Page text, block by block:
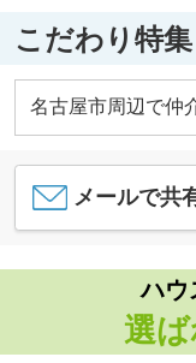
こだわり特集
名古屋市周辺で仲
メールで共
ハウ
選